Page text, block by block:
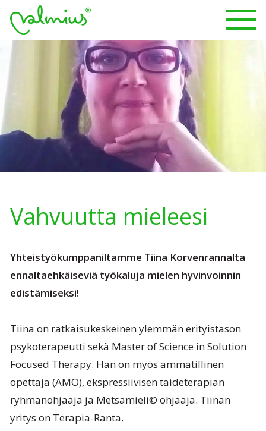
Vahvuutta mieleesi
Yhteistyökumppaniltamme Tiina Korvenrannalta
ennaltaehkäiseviä työkaluja mielen hyvinvoinnin
edistämiseksi!
Tiina on ratkaisukeskeinen ylemmän erityistason
psykoterapeutti sekä Master of Science in Solution
Focused Therapy. Hän on myös ammatillinen
opettaja (AMO), ekspressiivisen taideterapian
ryhmänohjaaja ja Metsämieli© ohjaaja. Tiinan
yritys on Terapia-Ranta.